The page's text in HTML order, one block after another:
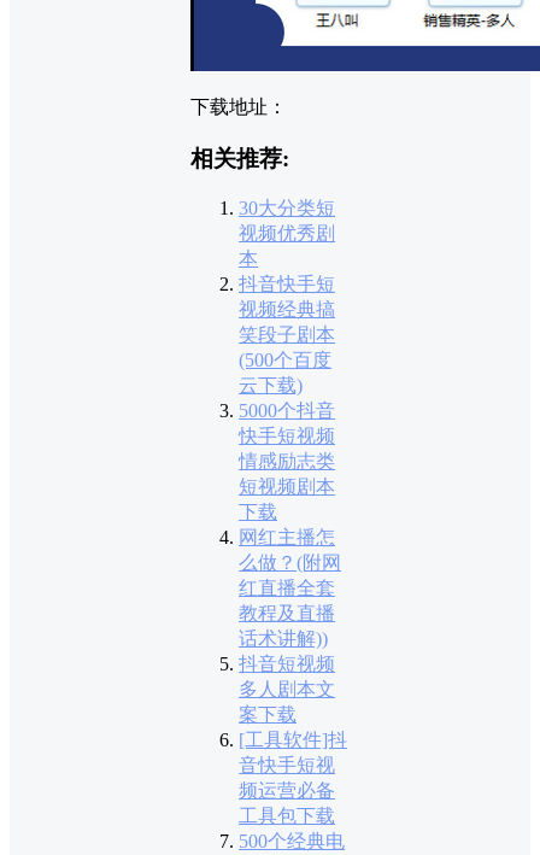
下载地址：
相关推荐:
30大分类短
视频优秀剧
本
抖音快手短
视频经典搞
笑段子剧本
(500个百度
云下载)
5000个抖音
快手短视频
情感励志类
短视频剧本
下载
网红主播怎
么做？(附网
红直播全套
教程及直播
话术讲解))
抖音短视频
多人剧本文
案下载
[工具软件]抖
音快手短视
频运营必备
工具包下载
500个经典电